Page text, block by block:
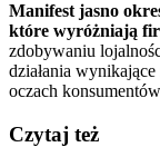
Manifest jasno
które wyróżniają
zdobywaniu
działania
oczach
Czytaj też